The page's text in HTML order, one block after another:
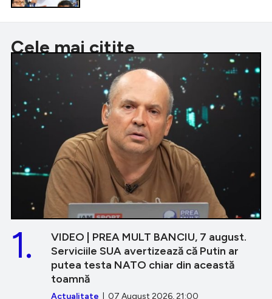
Cele mai citite
VIDEO | PREA MULT BANCIU, 7 august.
Serviciile SUA avertizează că Putin ar
putea testa NATO chiar din această
toamnă
Actualitate | 07 August 2026, 21:00
1.